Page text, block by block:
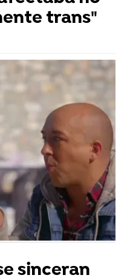
trans"
sinceran